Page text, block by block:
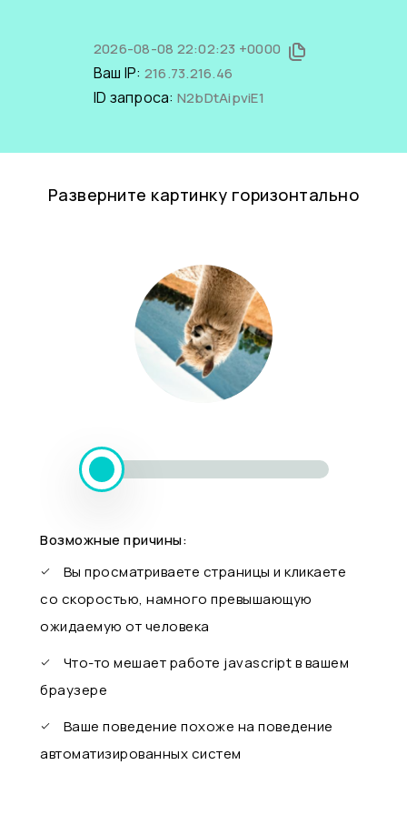
2026-08-08 22:02:23 +0000
Ваш IP: 216.73.216.46
ID запроса: N2bDtAipviE1
Разверните картинку горизонтально
Возможные причины:
Вы просматриваете страницы и кликаете
со скоростью, намного превышающую
ожидаемую от человека
Что-то мешает работе javascript в вашем
браузере
Ваше поведение похоже на поведение
автоматизированных систем